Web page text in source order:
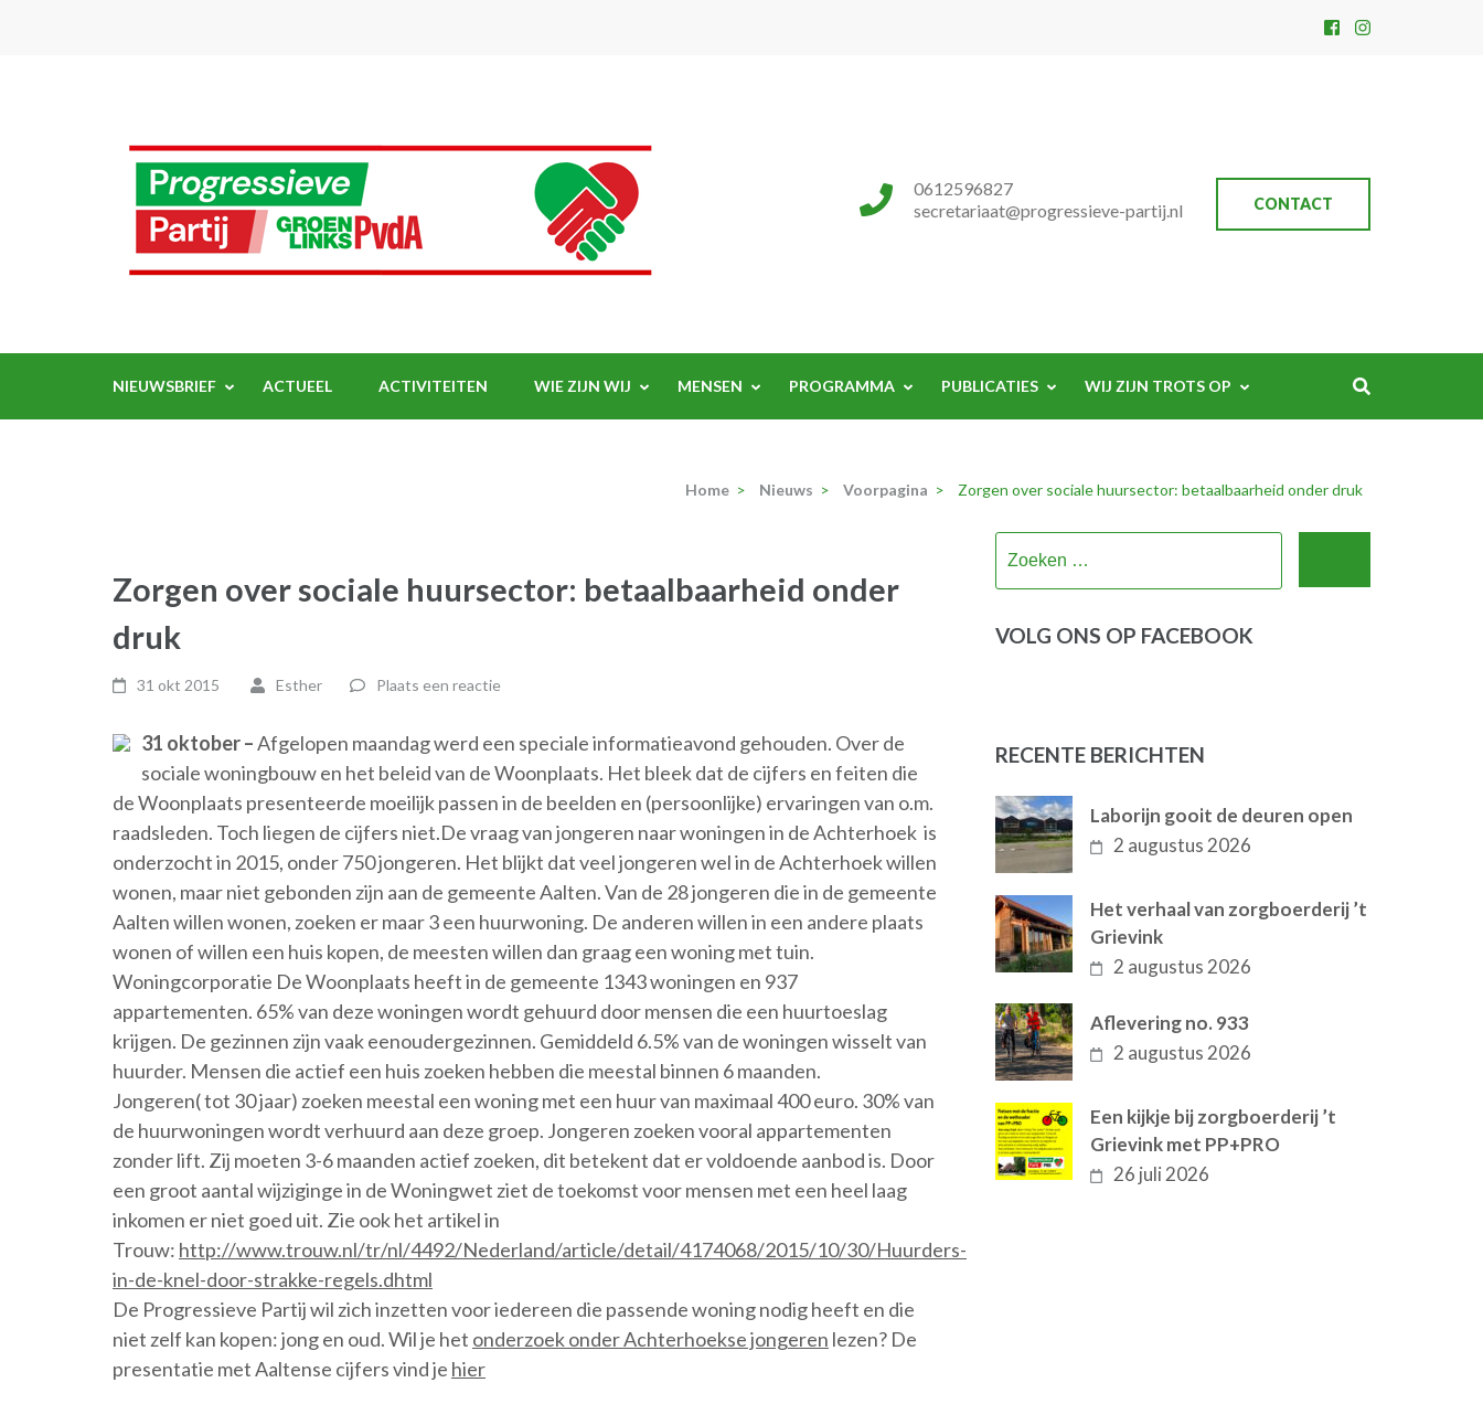
CONTACT
0612596827
secretariaat@progressieve-partij.nl
NIEUWSBRIEF ACTUEEL ACTIVITEITEN WIE ZIJN WIJ MENSEN PROGRAMMA PUBLICATIES WIJ ZIJN TROTS OP
Home > Nieuws > Voorpagina > Zorgen over sociale huursector: betaalbaarheid onder druk
Zorgen over sociale huursector: betaalbaarheid onder
druk
31 okt 2015 Esther Plaats een reactie
31 oktober –Afgelopen maandag werd een speciale informatieavond gehouden. Over de
sociale woningbouw en het beleid van de Woonplaats. Het bleek dat de cijfers en feiten die
de Woonplaats presenteerde moeilijk passen in de beelden en (persoonlijke) ervaringen van o.m.
raadsleden. Toch liegen de cijfers niet.De vraag van jongeren naar woningen in de Achterhoek is
onderzocht in 2015, onder 750 jongeren. Het blijkt dat veel jongeren wel in de Achterhoek willen
wonen, maar niet gebonden zijn aan de gemeente Aalten. Van de 28 jongeren die in de gemeente
Aalten willen wonen, zoeken er maar 3 een huurwoning. De anderen willen in een andere plaats
wonen of willen een huis kopen, de meesten willen dan graag een woning met tuin.
Woningcorporatie De Woonplaats heeft in de gemeente 1343 woningen en 937
appartementen. 65% van deze woningen wordt gehuurd door mensen die een huurtoeslag
krijgen. De gezinnen zijn vaak eenoudergezinnen. Gemiddeld 6.5% van de woningen wisselt van
huurder. Mensen die actief een huis zoeken hebben die meestal binnen 6 maanden.
Jongeren( tot 30 jaar) zoeken meestal een woning met een huur van maximaal 400 euro. 30% van
de huurwoningen wordt verhuurd aan deze groep. Jongeren zoeken vooral appartementen
zonder lift. Zij moeten 3-6 maanden actief zoeken, dit betekent dat er voldoende aanbod is. Door
een groot aantal wijziginge in de Woningwet ziet de toekomst voor mensen met een heel laag
inkomen er niet goed uit. Zie ook het artikel in
Trouw: http://www.trouw.nl/tr/nl/4492/Nederland/article/detail/4174068/2015/10/30/Huurders-
in-de-knel-door-strakke-regels.dhtml
De Progressieve Partij wil zich inzetten voor iedereen die passende woning nodig heeft en die
niet zelf kan kopen: jong en oud. Wil je het onderzoek onder Achterhoekse jongeren lezen? De
presentatie met Aaltense cijfers vind je hier
VOLG ONS OP FACEBOOK
RECENTE BERICHTEN
Laborijn gooit de deuren open
2 augustus 2026
Het verhaal van zorgboerderij ’t
Grievink
2 augustus 2026
Aflevering no. 933
2 augustus 2026
Een kijkje bij zorgboerderij ’t
Grievink met PP+PRO
26 juli 2026